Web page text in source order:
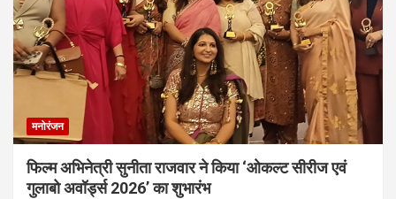
मनोरंजन
फिल्म अभिनेत्री सुनीता राजवार ने किया ‘ओकल्ट सीरीज एवं
गुलाबो अवॉर्ड्स 2026’ का शुभारंभ